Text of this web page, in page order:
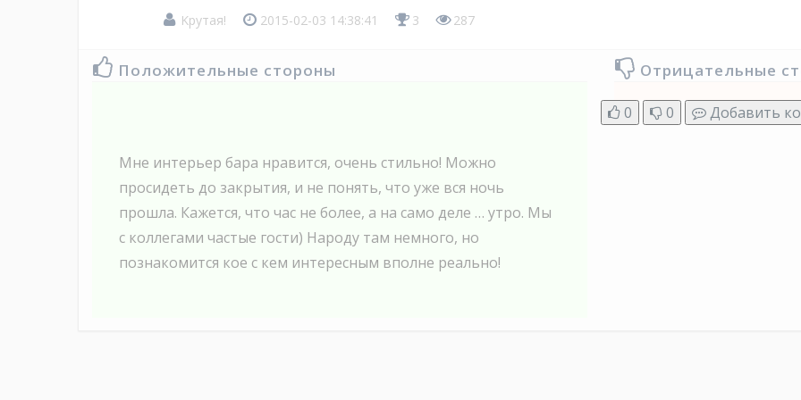
Kpyтaя! 2015-02-03 14:38:41 3 287
Положительные стороны
Мне интерьер бара нравится, очень стильно! Можно
просидеть до закрытия, и не понять, что уже вся ночь
прошла. Кажется, что час не более, а на само деле … утро. Мы
с коллегами частые гости) Народу там немного, но
познакомится кое с кем интересным вполне реально!
Отрицательные
0 0 Добавить